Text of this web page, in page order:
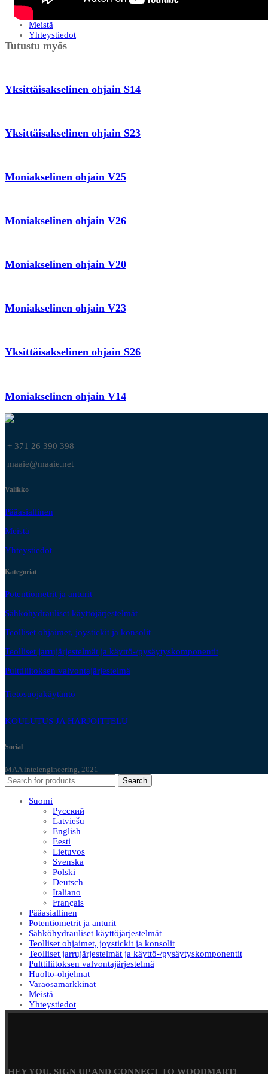
Varaosamarkkinat
Huolto-ohjelmat
Meistä
Yhteystiedot
Tutustu myös
Yksittäisakselinen ohjain S14
Yksittäisakselinen ohjain S23
Moniakselinen ohjain V25
Moniakselinen ohjain V26
Moniakselinen ohjain V20
Moniakselinen ohjain V23
Yksittäisakselinen ohjain S26
Moniakselinen ohjain V14
+ 371 26 390 398
maaie@maaie.net
Valikko
Pääasiallinen
Meistä
Yhteystiedot
Kategoriat
Potentiometrit ja anturit
Sähköhydrauliset käyttöjärjestelmät
Teolliset ohjaimet, joystickit ja konsolit
Teolliset jarrujärjestelmät ja käyttö-/pysäytyskomponentit
Pulttiliitoksen valvontajärjestelmä
Tietosuojakäytäntö
KOULUTUS JA HARJOITTELU
Social
MAA intelengineering, 2021
Search
Suomi
Русский
Latviešu
English
Eesti
Lietuvos
Svenska
Polski
Deutsch
Italiano
Français
Pääasiallinen
Potentiometrit ja anturit
Sähköhydrauliset käyttöjärjestelmät
Teolliset ohjaimet, joystickit ja konsolit
Teolliset jarrujärjestelmät ja käyttö-/pysäytyskomponentit
Pulttiliitoksen valvontajärjestelmä
Huolto-ohjelmat
Varaosamarkkinat
Meistä
Yhteystiedot
HEY YOU, SIGN UP AND CONNECT TO WOODMART!